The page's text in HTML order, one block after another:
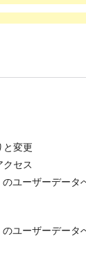
と変更
クセス
ユーザーデータ
ユーザーデータ